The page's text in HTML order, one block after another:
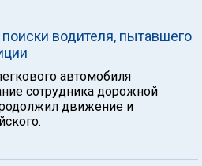
водителя, пытавшего
автомобиля
сотрудника дорожной
движение и